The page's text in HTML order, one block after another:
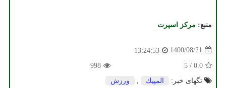
منبع: مركز اسپرت
1400/08/21
13:24:53
0.0
/
5
998
تگهای خبر:
المپیك ورزش